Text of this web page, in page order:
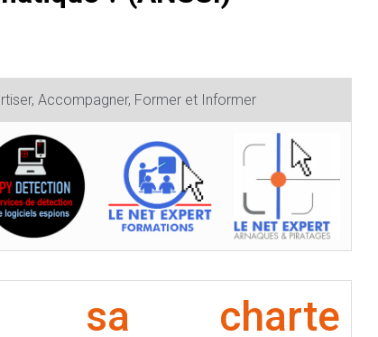
Accompagner, Former et Informer
sa charte